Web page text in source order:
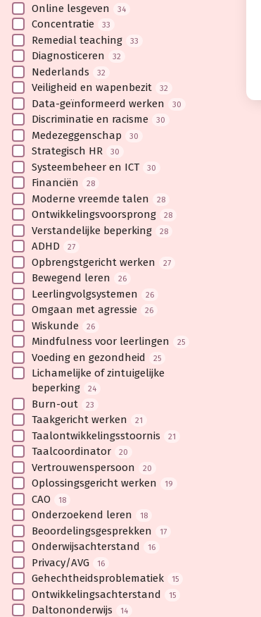
Online lesgeven 34
Concentratie 33
Remedial teaching 33
Diagnosticeren 32
Nederlands 32
Veiligheid en wapenbezit 32
Data-geïnformeerd werken 30
Discriminatie en racisme 30
Medezeggenschap 30
Strategisch HR 30
Systeembeheer en ICT 30
Financiën 28
Moderne vreemde talen 28
Ontwikkelingsvoorsprong 28
Verstandelijke beperking 28
ADHD 27
Opbrengstgericht werken 27
Bewegend leren 26
Leerlingvolgsystemen 26
Omgaan met agressie 26
Wiskunde 26
Mindfulness voor leerlingen 25
Voeding en gezondheid 25
Lichamelijke of zintuigelijke
beperking
24
Burn-out 23
Taakgericht werken 21
Taalontwikkelingsstoornis 21
Taalcoordinator 20
Vertrouwenspersoon 20
Oplossingsgericht werken 19
CAO 18
Onderzoekend leren 18
Beoordelingsgesprekken 17
Onderwijsachterstand 16
Privacy/AVG 16
Gehechtheidsproblematiek 15
Ontwikkelingsachterstand 15
Daltononderwijs 14